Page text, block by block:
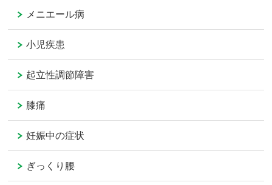
メニエール病
小児疾患
起立性調節障害
膝痛
妊娠中の症状
ぎっくり腰